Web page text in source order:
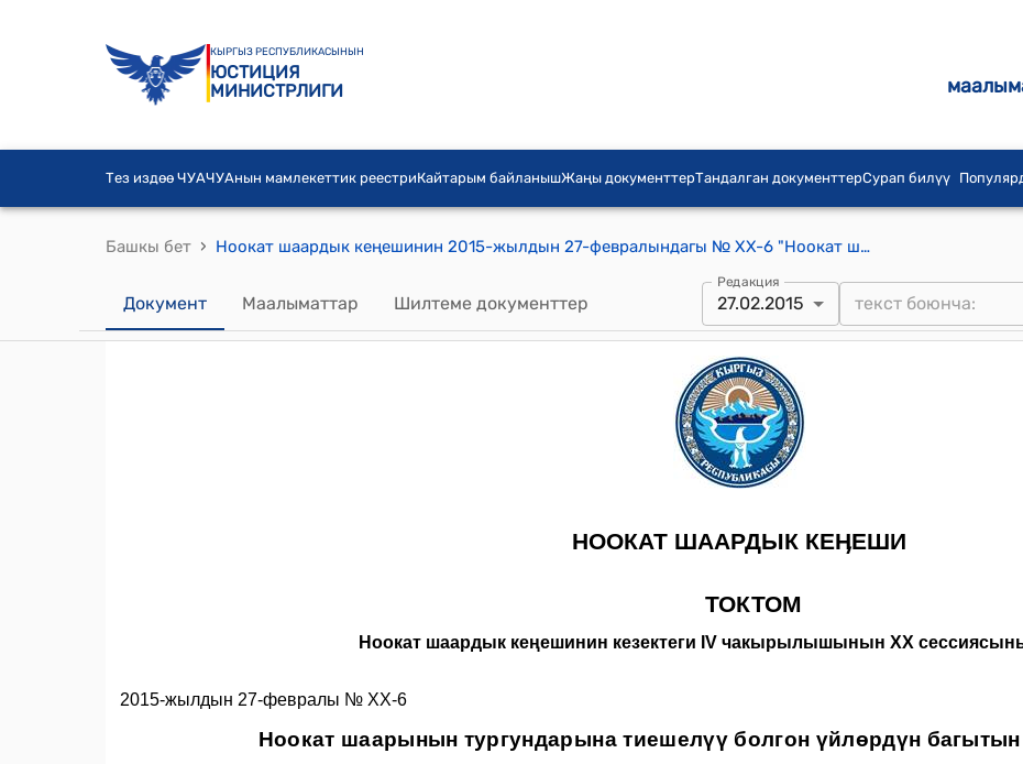
КЫРГЫЗ РЕСПУБЛИКАСЫНЫН
ЮСТИЦИЯ
МИНИСТРЛИГИ
Тез издөө ЧУАЧУАнын мамлекеттик реестриКайтарым байланышЖаңы документтерТандалган документтерСурап билүү
Башкы бет › Ноокат шаардык кеңешинин 2015-жылдын 27-февралындагы № XX-6 "Ноокат шаарынын тургундарына тиешелүү болгон үйлөрдүн багытын өзгөртүү жөнүндө" токтому
Документ Маалыматтар Шилтеме документтер
Редакция
27.02.2015